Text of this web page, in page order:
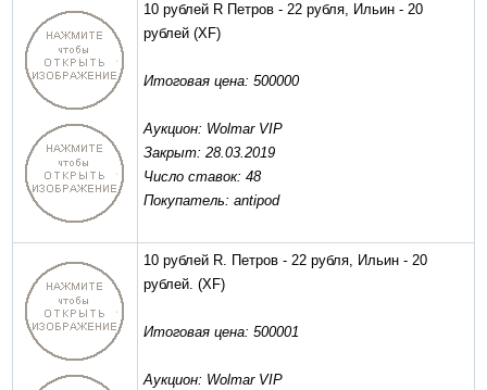
10 рублей R Петров - 22 рубля, Ильин - 20
рублей (XF)
Итоговая цена: 500000
Аукцион: Wolmar VIP
Закрыт: 28.03.2019
Число ставок: 48
Покупатель: antipod
10 рублей R. Петров - 22 рубля, Ильин - 20
рублей. (XF)
Итоговая цена: 500001
Аукцион: Wolmar VIP